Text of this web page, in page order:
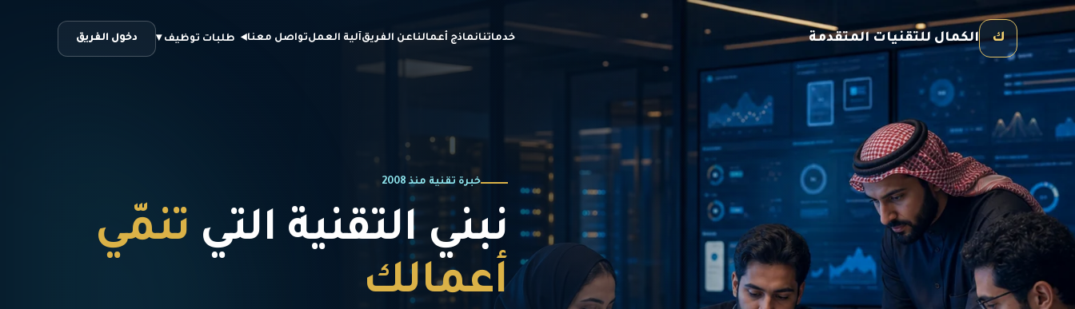
ك الكمال للتقنيات المتقدمة خدماتنانماذج أعمالناعن الفريقآلية العملتواصل معنا طلبات توظيف ▾ دخول الفريق
خبرة تقنية منذ 2008
نبني التقنية التي تنمّي
أعمالك